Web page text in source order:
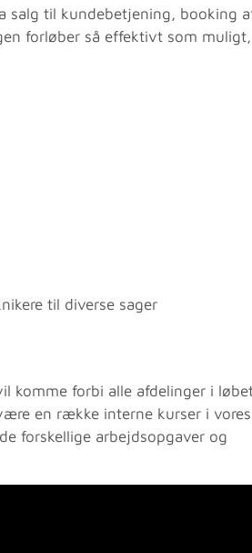
til kundebetjening, booking
forløber så effektivt som muligt,
til diverse sager
komme forbi alle afdelinger i
en række interne kurser i
forskellige arbejdsopgaver og